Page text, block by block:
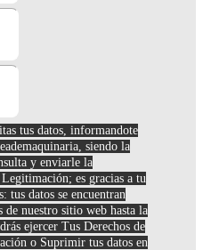
tus datos, informandote
siendo la
y enviarle la
es gracias a tu
tus datos se encuentran
de nuestro sitio web hasta la
ejercer Tus Derechos de
o Suprimir tus datos en